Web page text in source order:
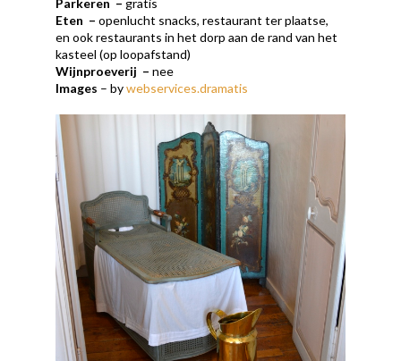
Eten – openlucht snacks, restaurant ter plaatse,
en ook restaurants in het dorp aan de rand van het
kasteel (op loopafstand)
Wijnproeverij – nee
Images – bywebservices.dramatis